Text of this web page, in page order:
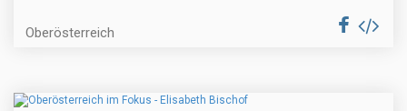
Oberösterreich